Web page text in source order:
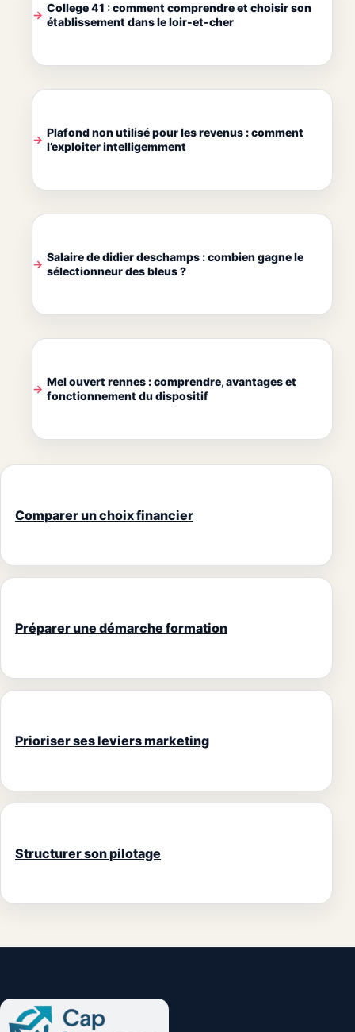
College 41 : comment comprendre et choisir son
établissement dans le loir-et-cher
Plafond non utilisé pour les revenus : comment
l’exploiter intelligemment
Salaire de didier deschamps : combien gagne le
sélectionneur des bleus ?
Mel ouvert rennes : comprendre, avantages et
fonctionnement du dispositif
Comparer un choix financier
Préparer une démarche formation
Prioriser ses leviers marketing
Structurer son pilotage